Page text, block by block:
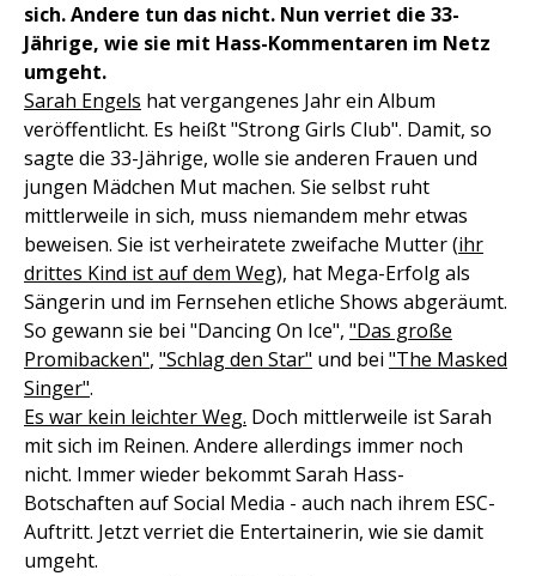
sich. Andere tun das nicht. Nun verriet die 33-
Jährige, wie sie mit Hass-Kommentaren im Netz
umgeht.
Sarah Engels hat vergangenes Jahr ein Album
veröffentlicht. Es heißt "Strong Girls Club". Damit, so
sagte die 33-Jährige, wolle sie anderen Frauen und
jungen Mädchen Mut machen. Sie selbst ruht
mittlerweile in sich, muss niemandem mehr etwas
beweisen. Sie ist verheiratete zweifache Mutter (ihr
drittes Kind ist auf dem Weg), hat Mega-Erfolg als
Sängerin und im Fernsehen etliche Shows abgeräumt.
So gewann sie bei "Dancing On Ice", "Das große
Promibacken", "Schlag den Star" und bei "The Masked
Singer".
Es war kein leichter Weg. Doch mittlerweile ist Sarah
mit sich im Reinen. Andere allerdings immer noch
nicht. Immer wieder bekommt Sarah Hass-
Botschaften auf Social Media - auch nach ihrem ESC-
Auftritt. Jetzt verriet die Entertainerin, wie sie damit
umgeht.